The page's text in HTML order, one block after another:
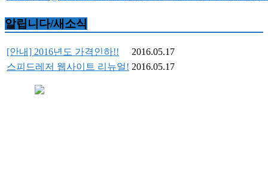
알립니다/새소식
[안내] 2016년도 가격인하!!
2016.05.17
스피드레저 웹사이트 리뉴얼! 2016.05.17